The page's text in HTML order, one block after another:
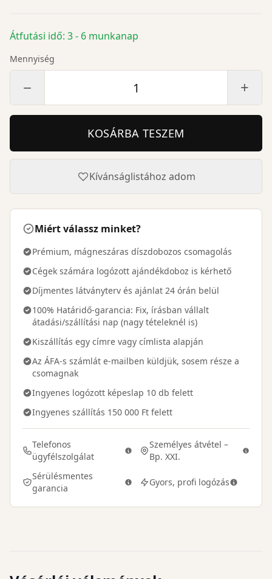
Átfutási idő: 3 - 6 munkanap
Mennyiség
− +
KOSÁRBA TESZEM
Kívánságlistához adom
Miért válassz minket?
Prémium, mágneszáras díszdobozos csomagolás
Cégek számára logózott ajándékdoboz is kérhető
Díjmentes látványterv és ajánlat 24 órán belül
100% Határidő-garancia: Fix, írásban vállalt
átadási/szállítási nap (nagy tételeknél is)
Kiszállítás egy címre vagy címlista alapján
Az ÁFA-s számlát e-mailben küldjük, sosem része a
csomagnak
Ingyenes logózott képeslap 10 db felett
Ingyenes szállítás 150 000 Ft felett
Telefonos
ügyfélszolgálat
Személyes átvétel –
Bp. XXI.
Sérülésmentes
garancia
Gyors, profi logózás